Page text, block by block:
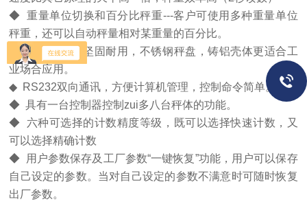
◆ 重量单位切换和百分比秤重---客户可使用多种重量单位
秤重，还可以自动秤量相对某重量的百分比。
◆ 结构简洁、坚固耐用，不锈钢秤盘，铸铝壳体更适合工
业场合应用。
◆ RS232双向通讯，方便计算机管理，控制命令简单。
◆ 具有一台控制器控制zui多八台秤体的功能。
◆ 六种可选择的计数精度等级，既可以选择快速计数，又
可以选择精确计数
◆ 用户参数保存及工厂参数“一键恢复”功能，用户可以保存
自己设定的参数。当对自己设定的参数不满意时可随时恢复
出厂参数。